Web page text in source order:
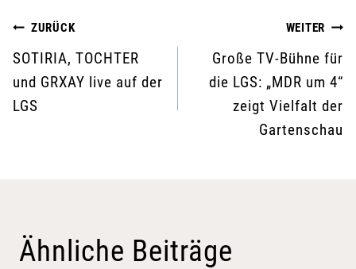
Beitragsnavigation
ZURÜCK
SOTIRIA, TOCHTER
und GRXAY live auf der
LGS
WEITER
Große TV-Bühne für
die LGS: „MDR um 4“
zeigt Vielfalt der
Gartenschau
Ähnliche Beiträge